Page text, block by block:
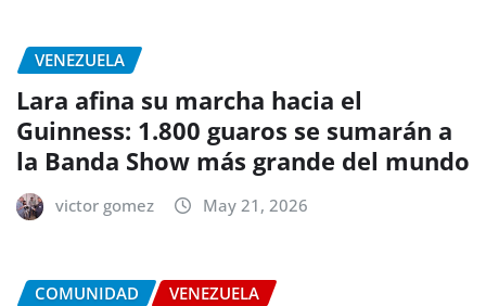
VENEZUELA
Lara afina su marcha hacia el
Guinness: 1.800 guaros se sumarán a
la Banda Show más grande del mundo
victor gomez May 21, 2026
COMUNIDAD VENEZUELA